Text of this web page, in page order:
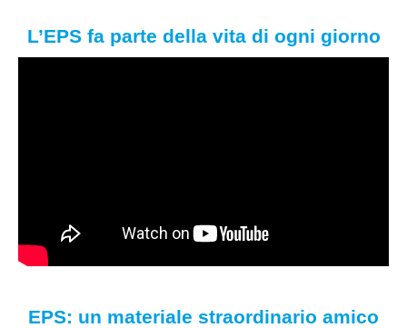
L’EPS fa parte della vita di ogni giorno
EPS: un materiale straordinario amico